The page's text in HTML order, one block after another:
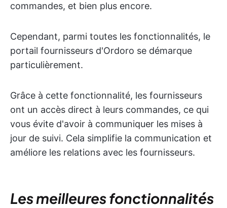
commandes, et bien plus encore.
Cependant, parmi toutes les fonctionnalités, le
portail fournisseurs d'Ordoro se démarque
particulièrement.
Grâce à cette fonctionnalité, les fournisseurs
ont un accès direct à leurs commandes, ce qui
vous évite d'avoir à communiquer les mises à
jour de suivi. Cela simplifie la communication et
améliore les relations avec les fournisseurs.
Les meilleures fonctionnalités